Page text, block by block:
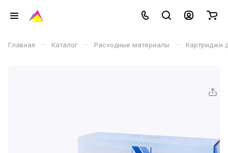
Главная – Каталог – Расходные материалы – Картриджи